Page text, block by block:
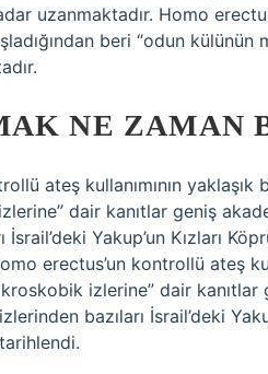
uzanmaktadır. Homo
beri “odun
NE ZAMAN
ateş kullanımının
dair kanıtlar geniş
Yakup’un Kızları
erectus’un kontrollü ateş
izlerine” dair
bazıları İsrail’deki